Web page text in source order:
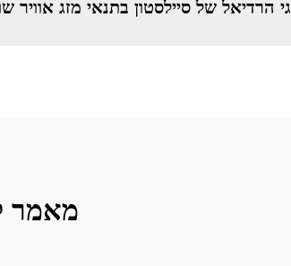
הרדיאל של סיילסטון בתנאי מזג אוויר
מאמר